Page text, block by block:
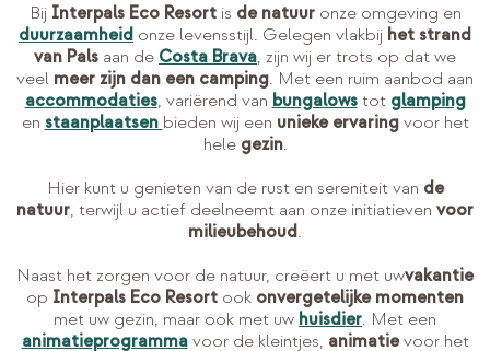
Bij Interpals Eco Resortis de natuuronze omgeving en
duurzaamheid onze levensstijl. Gelegen vlakbij het strand
van Pals aan de Costa Brava, zijn wij er trots op dat we
veel meer zijn dan een camping. Met een ruim aanbod aan
accommodaties, variërend van bungalowstot glamping
en staanplaatsen bieden wij een unieke ervaringvoor het
hele gezin.
Hier kunt u genieten van de rust en sereniteit van de
natuur, terwijl u actief deelneemt aan onze initiatieven voor
milieubehoud.
Naast het zorgen voor de natuur, creëert u met uwvakantie
op Interpals Eco Resort ook onvergetelijke momenten
met uw gezin, maar ook met uw huisdier. Met een
animatieprogrammavoor de kleintjes, animatievoor het